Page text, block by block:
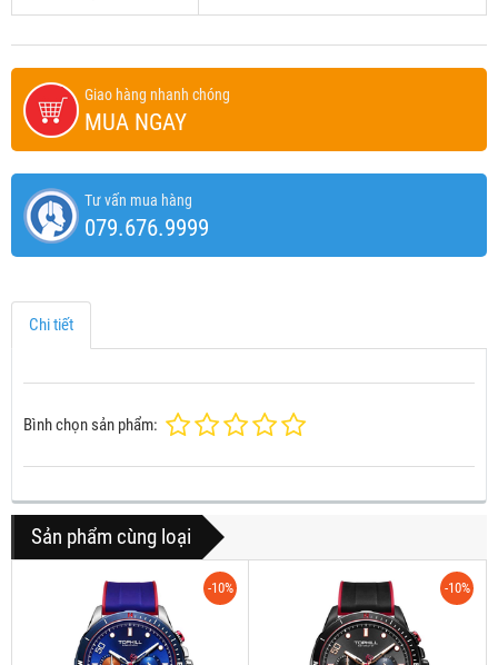
Giao hàng nhanh chóng
MUA NGAY
Tư vấn mua hàng
079.676.9999
Chi tiết
Bình chọn sản phẩm:
Sản phẩm cùng loại
-10% -10%